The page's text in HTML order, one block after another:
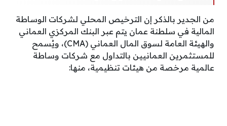
من الجدير بالذكر إن الترخيص المحلي لشركات الوساطة
المالية في سلطنة عمان يتم عبر البنك المركزي العماني
والهيئة العامة لسوق المال العماني (CMA)، ويُسمح
للمستثمرين العمانيين بالتداول مع شركات وساطة
عالمية مرخصة من هيئات تنظيمية، منها: